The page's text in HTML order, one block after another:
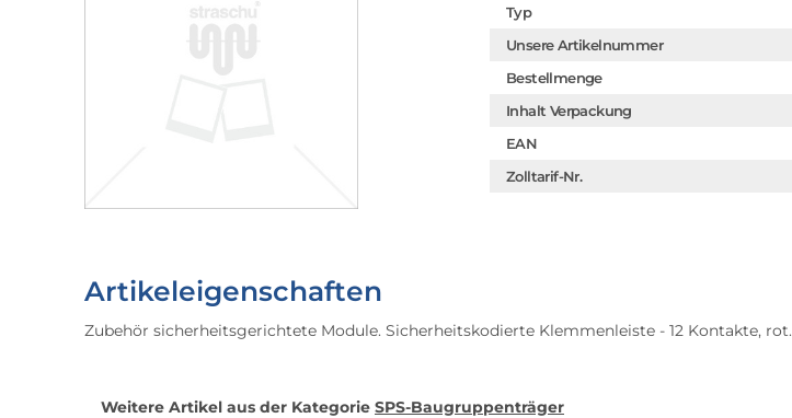
Typ
Unsere Artikelnummer
Bestellmenge
Inhalt Verpackung
EAN
Zolltarif-Nr.
Artikeleigenschaften
Zubehör sicherheitsgerichtete Module. Sicherheitskodierte Klemmenleiste - 12 Kontakte, rot.
Weitere Artikel aus der Kategorie SPS-Baugruppenträger